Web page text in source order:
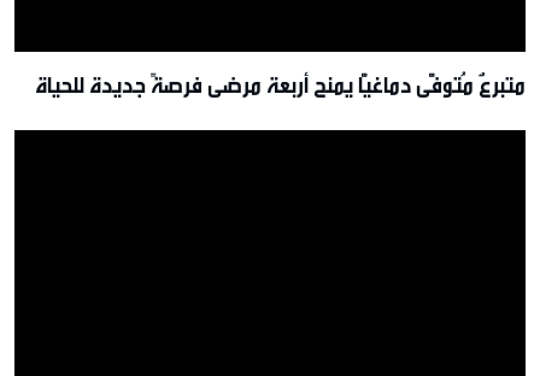
متبرعٌ مُتوفًّى دماغيًّا يمنح أربعة مرضى فرصةً جديدة للحياة